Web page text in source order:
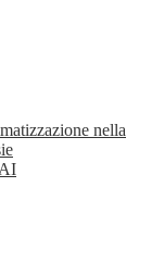
nella